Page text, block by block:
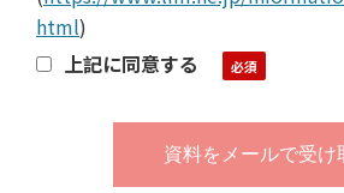
html)
上記に同意する